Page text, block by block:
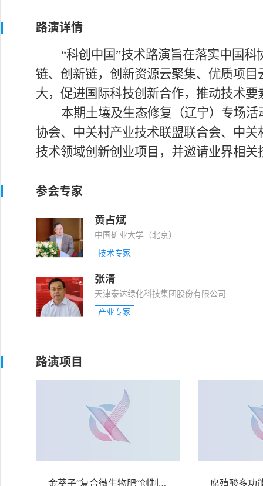
路演详情
“科创中国”技术路演旨在落实中国
链、创新链，创新资源云聚集、优质项
大，促进国际科技创新合作，推动技术
本期土壤及生态修复（辽宁）专场
协会、中关村产业技术联盟联合会、中
技术领域创新创业项目， 并邀请业界相关
参会专家
黄占斌
中国矿业大学（北京）
技术专家
张清
天津泰达绿化科技集团股份有限公司
产业专家
路演项目
金葵子“复合微生物肥”创制及应用 腐殖酸多功